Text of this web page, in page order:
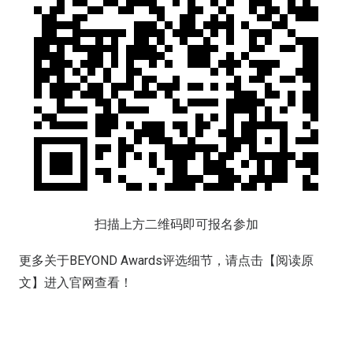
扫描上方二维码即可报名参加
更多关于BEYOND Awards评选细节，请点击【阅读原
文】进入官网查看！